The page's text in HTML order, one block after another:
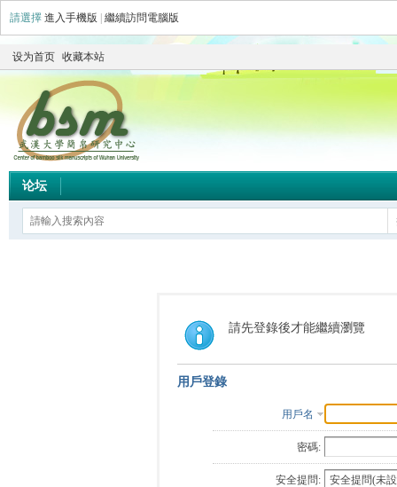
請選擇 進入手機版 繼續訪問電腦版
设为首页 收藏本站
论坛
請先登錄後才能繼續瀏覽
用戶登錄
用戶名
密碼:
安全提問: